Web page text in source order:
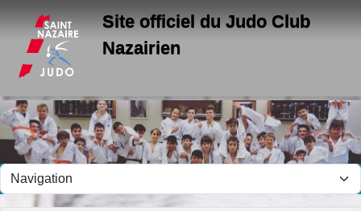
Site officiel du Judo Club
Nazairien